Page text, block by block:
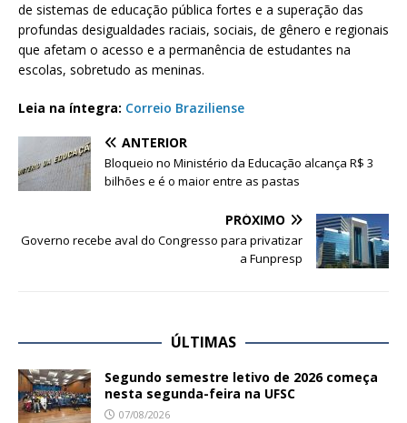
de sistemas de educação pública fortes e a superação das
profundas desigualdades raciais, sociais, de gênero e regionais
que afetam o acesso e a permanência de estudantes na
escolas, sobretudo as meninas.
Leia na íntegra: Correio Braziliense
ANTERIOR
Bloqueio no Ministério da Educação alcança R$ 3
bilhões e é o maior entre as pastas
PRÓXIMO
Governo recebe aval do Congresso para privatizar
a Funpresp
ÚLTIMAS
Segundo semestre letivo de 2026 começa
nesta segunda-feira na UFSC
07/08/2026